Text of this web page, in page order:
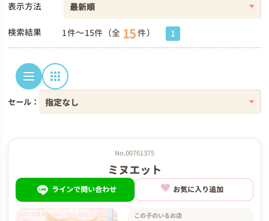
表示方法
検索結果 1件～15件（全 15件） 1
セール：
No.00761375
ミヌエット
ラインで問い合わせ お気に入り追加
この子のいるお店